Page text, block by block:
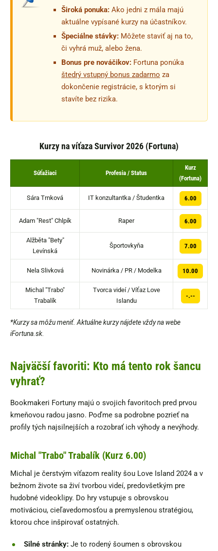
Široká ponuka: Ako jedni z mála majú
aktuálne vypísané kurzy na účastníkov.
Špeciálne stávky: Môžete staviť aj na to,
či vyhrá muž, alebo žena.
Bonus pre nováčikov: Fortuna ponúka
štedrý vstupný bonus zadarmo za
dokončenie registrácie, s ktorým si
stavíte bez rizika.
Kurzy na víťaza Survivor 2026 (Fortuna)
Súťažiaci Profesia / Status
Kurz
(Fortuna)
Sára Trnková IT konzultantka / Študentka 6.00
Adam "Rest" Chlpík Raper 6.00
Alžběta "Bety"
Levínská
Športovkyňa 7.00
Nela Slivková Novinárka / PR / Modelka 10.00
Michal "Trabo"
Trabalík
Tvorca videí / Víťaz Love
Islandu
-.--
*Kurzy sa môžu meniť. Aktuálne kurzy nájdete vždy na webe
iFortuna.sk.
Najväčší favoriti: Kto má tento rok šancu
vyhrať?
Bookmakeri Fortuny majú o svojich favoritoch pred prvou
kmeňovou radou jasno. Poďme sa podrobne pozrieť na
profily tých najsilnejších a rozobrať ich výhody a nevýhody.
Michal "Trabo" Trabalík (Kurz 6.00)
Michal je čerstvým víťazom reality šou Love Island 2024 a v
bežnom živote sa živí tvorbou videí, predovšetkým pre
hudobné videoklipy. Do hry vstupuje s obrovskou
motiváciou, cieľavedomosťou a premyslenou stratégiou,
ktorou chce inšpirovať ostatných.
Silné stránky: Je to rodený šoumen s obrovskou